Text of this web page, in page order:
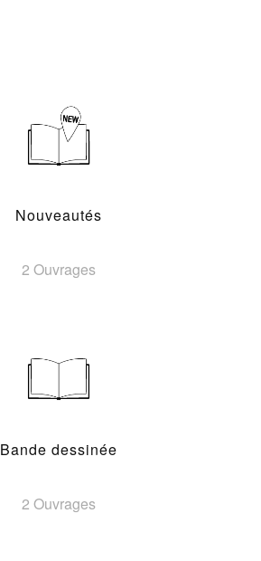
Nouveautés
2 Ouvrages
Bande dessinée
2 Ouvrages